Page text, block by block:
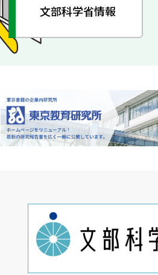
文部科学省情報